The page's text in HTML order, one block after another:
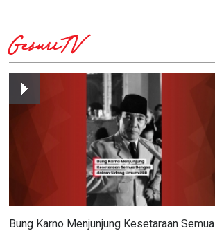
GesuriTV
Bung Karno Menjunjung Kesetaraan Semua